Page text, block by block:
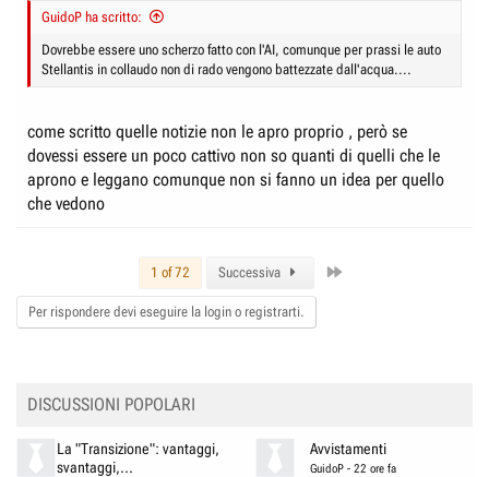
GuidoP ha scritto:
Dovrebbe essere uno scherzo fatto con l'AI, comunque per prassi le auto
Stellantis in collaudo non di rado vengono battezzate dall'acqua....
come scritto quelle notizie non le apro proprio , però se
dovessi essere un poco cattivo non so quanti di quelli che le
aprono e leggano comunque non si fanno un idea per quello
che vedono
1 of 72 Successiva
Per rispondere devi eseguire la login o registrarti.
DISCUSSIONI POPOLARI
La "Transizione": vantaggi,
svantaggi,...
Avvistamenti
GuidoP - 22 ore fa